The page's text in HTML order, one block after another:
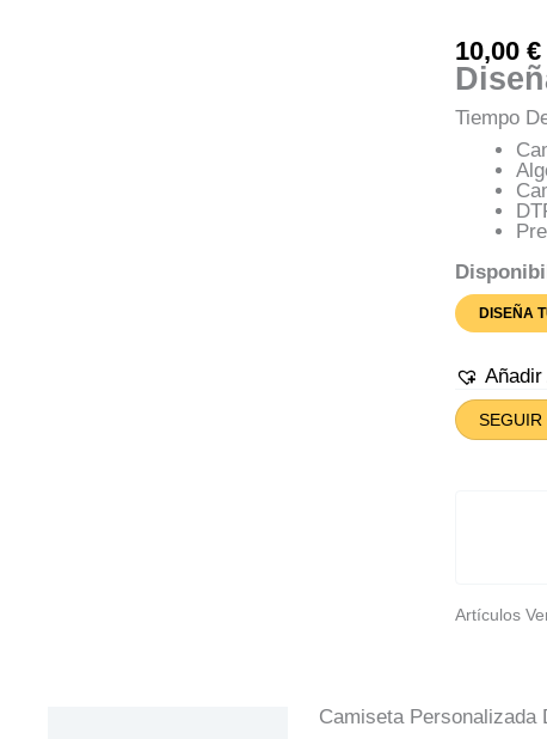
10,00€
Tiempo
DISEÑA
Añadir
SEGUIR
Artículos
Camiseta Personalizada